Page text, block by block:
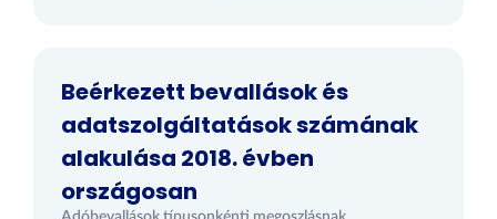
Beérkezett bevallások és
adatszolgáltatások számának
alakulása 2018. évben
országosan